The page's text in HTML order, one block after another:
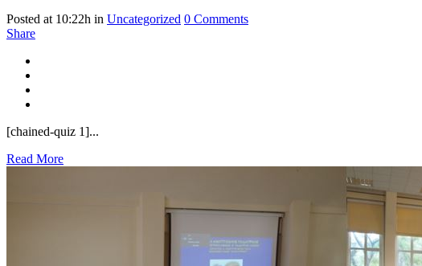
Posted at 10:22h in Uncategorized 0 Comments
Share
[chained-quiz 1]...
Read More